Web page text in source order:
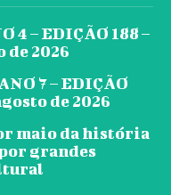
4 – EDIÇÃO 188 –
de 2026
7 – EDIÇÃO
de 2026
maio da história
grandes